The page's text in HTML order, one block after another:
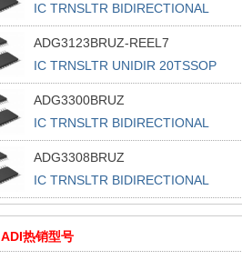
IC TRNSLTR BIDIRECTIONAL
20TSSOP
ADG3123BRUZ-REEL7
IC TRNSLTR UNIDIR 20TSSOP
ADG3300BRUZ
IC TRNSLTR BIDIRECTIONAL
20TSSOP
ADG3308BRUZ
IC TRNSLTR BIDIRECTIONAL
20TSSOP
ADI热销型号